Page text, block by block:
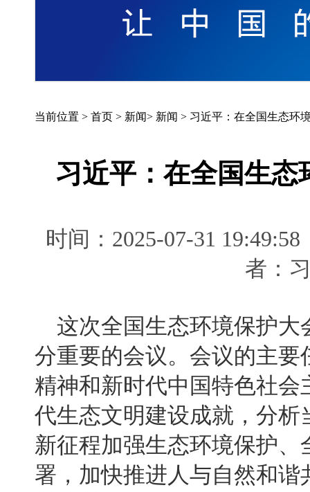
当前位置 > 首页 > 新闻> 新闻 > 习近平：在全国生态环
习近平：在全国生
时间：2025-07-31
者：
这次全国生态环境保护
分重要的会议。会议的主
精神和新时代中国特色社
代生态文明建设成就，分
新征程加强生态环境保护
署，加快推进人与自然和